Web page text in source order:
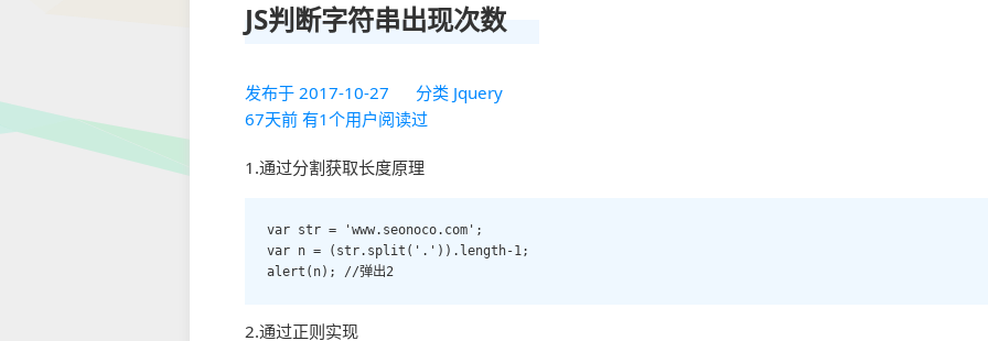
JS判断字符串出现次数
发布于 2017-10-27 分类 Jquery
67天前 有1个用户阅读过
1.通过分割获取长度原理
var str = 'www.seonoco.com';
var n = (str.split('.')).length-1;
alert(n); //弹出2
2.通过正则实现